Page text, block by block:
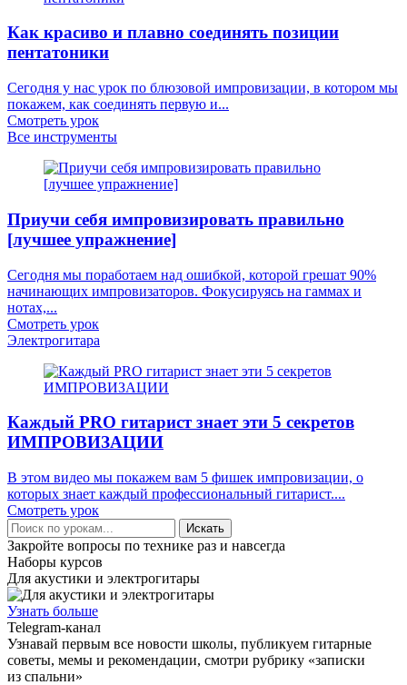
Как красиво и плавно соединять позиции
пентатоники
Сегодня у нас урок по блюзовой импровизации, в котором мы
покажем, как соединять первую и...
Смотреть урок
Все инструменты
Приучи себя импровизировать правильно
[лучшее упражнение]
Сегодня мы поработаем над ошибкой, которой грешат 90%
начинающих импровизаторов. Фокусируясь на гаммах и
нотах,...
Смотреть урок
Электрогитара
Каждый PRO гитарист знает эти 5 секретов
ИМПРОВИЗАЦИИ
В этом видео мы покажем вам 5 фишек импровизации, о
которых знает каждый профессиональный гитарист....
Смотреть урок
Искать
Закройте вопросы по технике раз и навсегда
Наборы курсов
Для акустики и электрогитары
Узнать больше
Telegram-канал
Узнавай первым все новости школы, публикуем гитарные
советы, мемы и рекомендации, смотри рубрику «записки
из спальни»